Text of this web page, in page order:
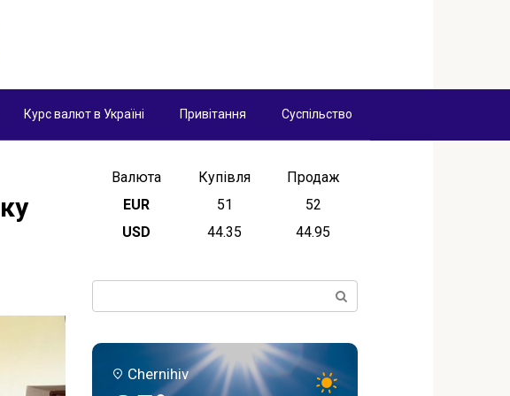
Курс валют в Україні Привітання Суспільство
Валюта Купівля
Продаж
EUR
51
52
USD
44.35 44.95
Chernihiv